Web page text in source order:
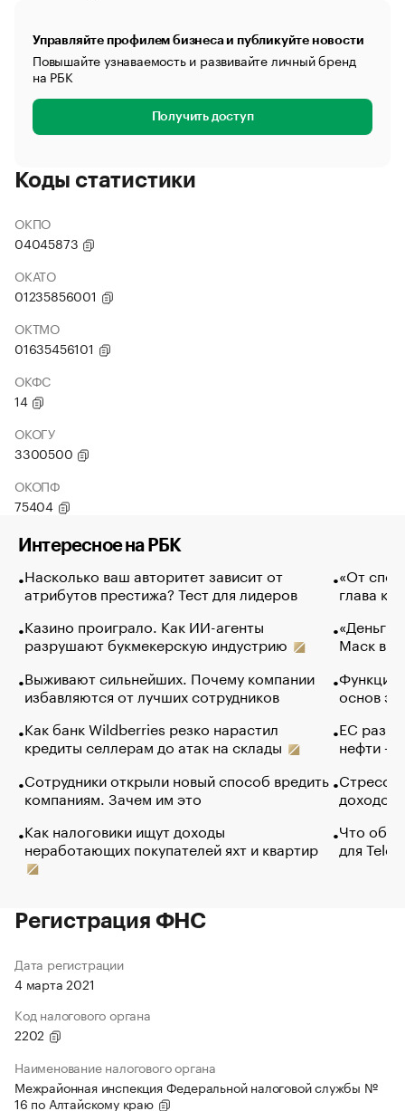
Управляйте профилем бизнеса и публикуйте новости
Повышайте узнаваемость и развивайте личный бренд
на РБК
Получить доступ
Коды статистики
ОКПО
04045873
ОКАТО
01235856001
ОКТМО
01635456101
ОКФС
14
ОКОГУ
3300500
ОКОПФ
75404
Интересное на РБК
Насколько ваш авторитет зависит от
атрибутов престижа? Тест для лидеров
Казино проиграло. Как ИИ-агенты
разрушают букмекерскую индустрию
Выживают сильнейших. Почему компании
избавляются от лучших сотрудников
Как банк Wildberries резко нарастил
кредиты селлерам до атак на склады
Сотрудники открыли новый способ вредить
компаниям. Зачем им это
Как налоговики ищут доходы
неработающих покупателей яхт и квартир
«От
глава
«Деньги
Маск в
Функции
основ
ЕС
нефти —
Стресс
доходов
Что
для
Регистрация ФНС
Дата регистрации
4 марта 2021
Код налогового органа
2202
Наименование налогового органа
Межрайонная инспекция Федеральной налоговой службы №
16 по Алтайскому краю